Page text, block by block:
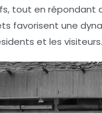
tout en répondant
favorisent une
et les visiteurs.